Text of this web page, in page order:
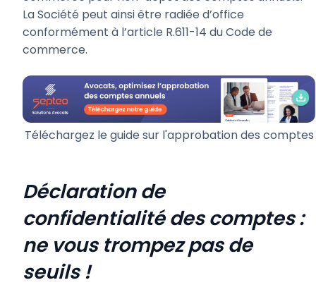
La Société peut ainsi être radiée d’office
conformément à l’article R.611-14 du Code de
commerce.
Téléchargez le guide sur l'approbation des comptes
Déclaration de
confidentialité des comptes :
ne vous trompez pas de
seuils !